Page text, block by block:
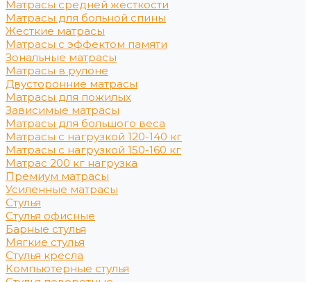
Матрасы средней жесткости
Матрасы для больной спины
Жесткие матрасы
Матрасы с эффектом памяти
Зональные матрасы
Матрасы в рулоне
Двусторонние матрасы
Матрасы для пожилых
Зависимые матрасы
Матрасы для большого веса
Матрасы с нагрузкой 120-140 кг
Матрасы с нагрузкой 150-160 кг
Матрас 200 кг нагрузка
Премиум матрасы
Усиленные матрасы
Стулья
Стулья офисные
Барные стулья
Мягкие стулья
Стулья кресла
Компьютерные стулья